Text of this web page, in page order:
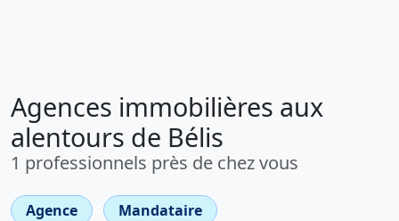
Agences immobilières aux
alentours de Bélis
1 professionnels près de chez vous
Agence
Mandataire